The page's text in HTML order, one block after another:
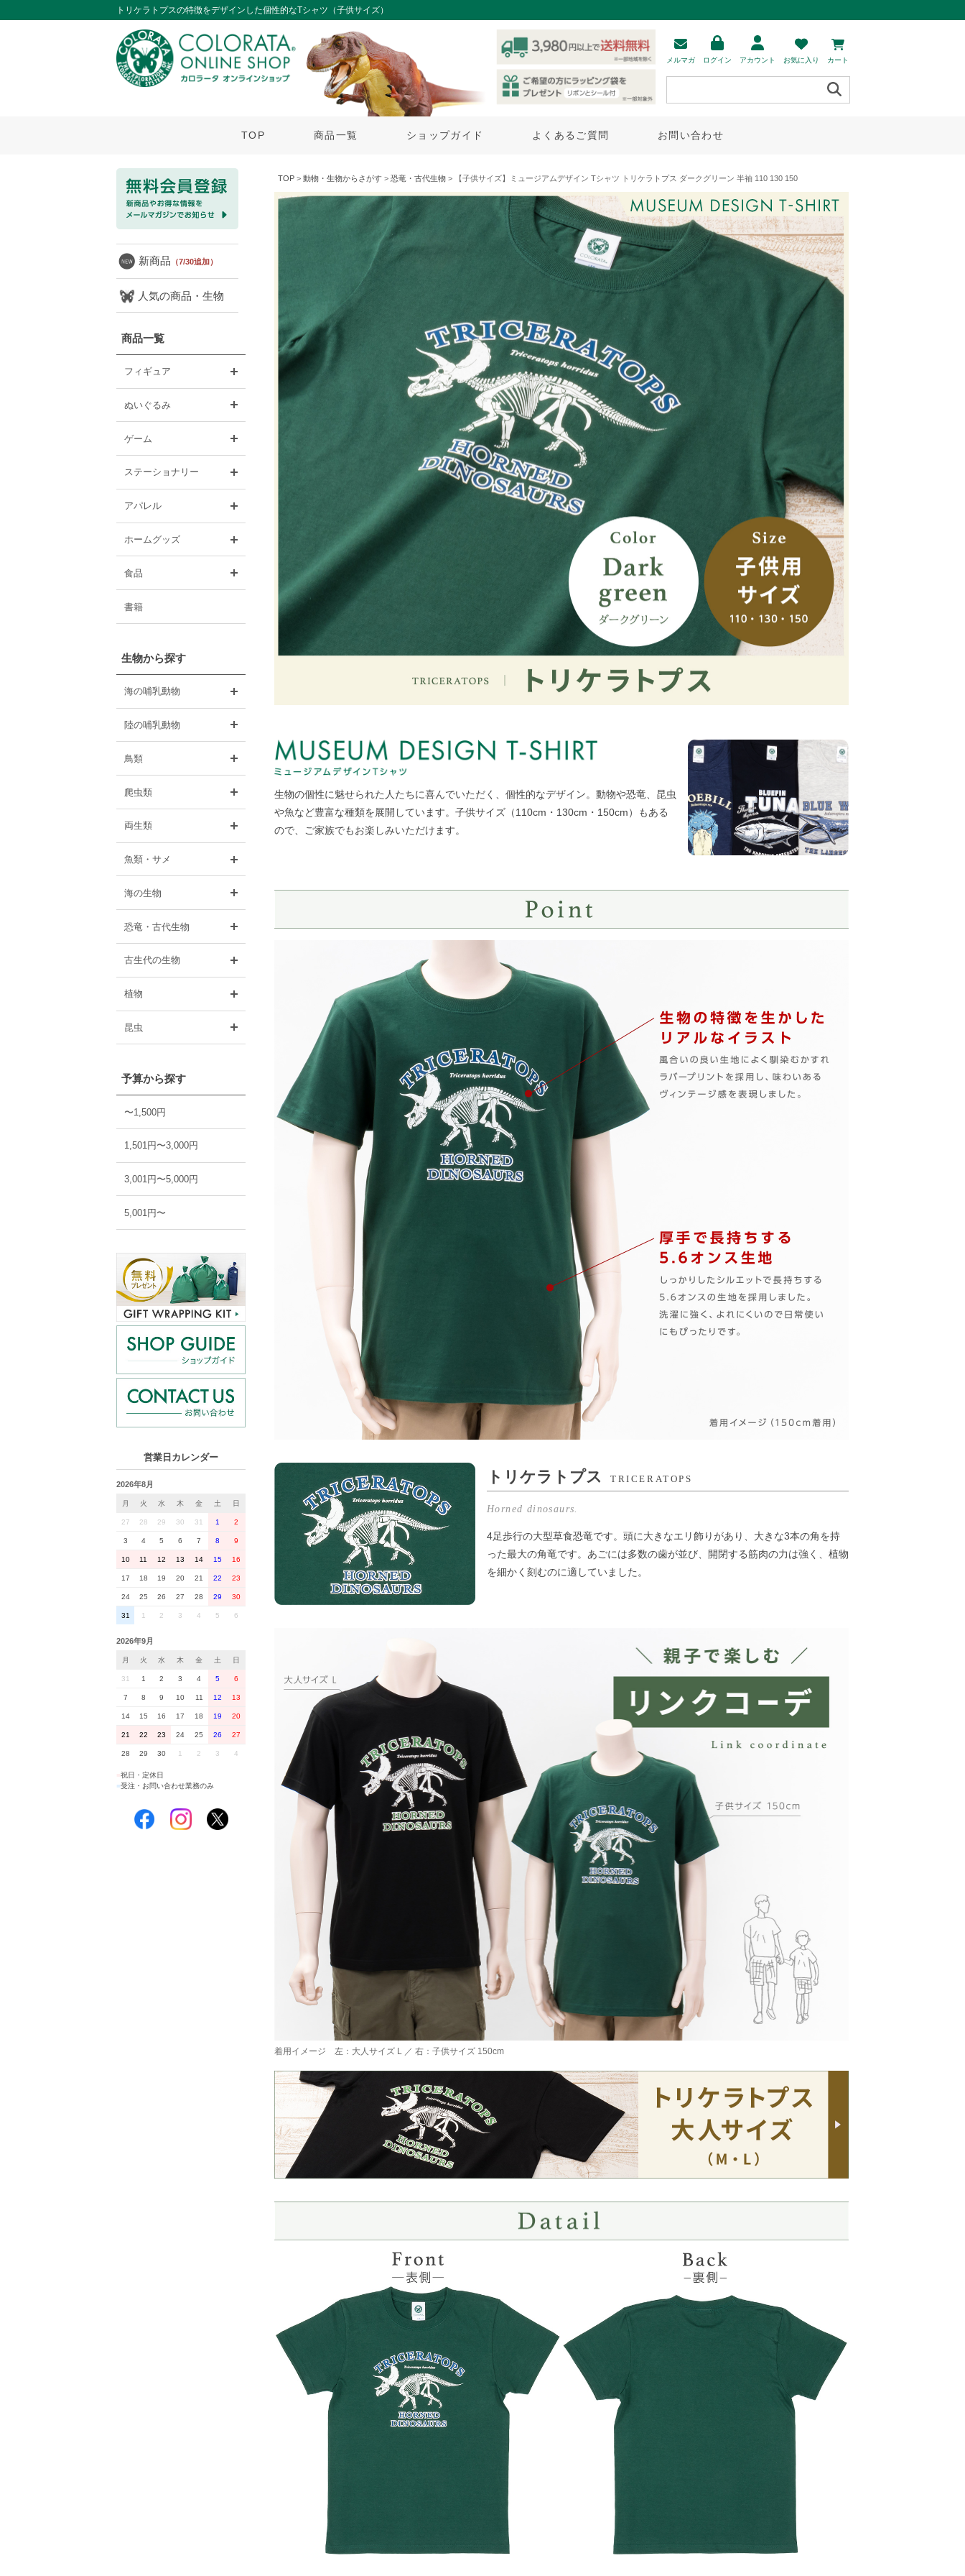
トリケラトプスの特徴をデザインした個性的なTシャツ（子供サイズ）
メルマガ ログイン アカウント お気に入り カート
TOP 商品一覧 ショップガイド よくあるご質問 お問い合わせ
新商品 （7/30追加）
人気の商品・生物
商品一覧
フィギュア
ぬいぐるみ
ゲーム
ステーショナリー
アパレル
ホームグッズ
食品
書籍
生物から探す
海の哺乳動物
陸の哺乳動物
鳥類
爬虫類
両生類
魚類・サメ
海の生物
恐竜・古代生物
古生代の生物
植物
昆虫
予算から探す
〜1,500円
1,501円〜3,000円
3,001円〜5,000円
5,001円〜
営業日カレンダー
2026年8月
月 火 水 木 金 土 日
27 28 29 30 31 1 2
3 4 5 6 7 8 9
10 11 12 13 14 15 16
17 18 19 20 21 22 23
24 25 26 27 28 29 30
31 1 2 3 4 5 6
2026年9月
月 火 水 木 金 土 日
31 1 2 3 4 5 6
7 8 9 10 11 12 13
14 15 16 17 18 19 20
21 22 23 24 25 26 27
28 29 30 1 2 3 4
祝日・定休日
■受注・お問い合わせ業務のみ
TOP > 動物・生物からさがす > 恐竜・古代生物 > 【子供サイズ】ミュージアムデザイン Tシャツ トリケラトプス ダークグリーン 半袖 110 130 150
生物の個性に魅せられた人たちに喜んでいただく、個性的なデザイン。動物や恐竜、昆虫
や魚など豊富な種類を展開しています。子供サイズ（110cm・130cm・150cm）もある
ので、ご家族でもお楽しみいただけます。
トリケラトプス TRICERATOPS
Horned dinosaurs.
4足歩行の大型草食恐竜です。頭に大きなエリ飾りがあり、大きな3本の角を持
った最大の角竜です。あごには多数の歯が並び、開閉する筋肉の力は強く、植物
を細かく刻むのに適していました。
着用イメージ 左：大人サイズ L ／ 右：子供サイズ 150cm